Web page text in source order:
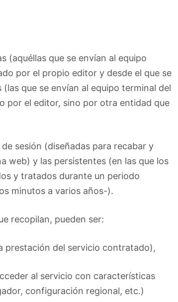
(aquéllas que se envían al equipo
por el propio editor y desde el que se
que se envían al equipo terminal del
por el editor, sino por otra entidad que
sesión (diseñadas para recabar y
web) y las persistentes (en las que los
y tratados durante un periodo
minutos a varios años-).
recopilan, pueden ser:
prestación del servicio contratado),
al servicio con características
configuración regional, etc.)